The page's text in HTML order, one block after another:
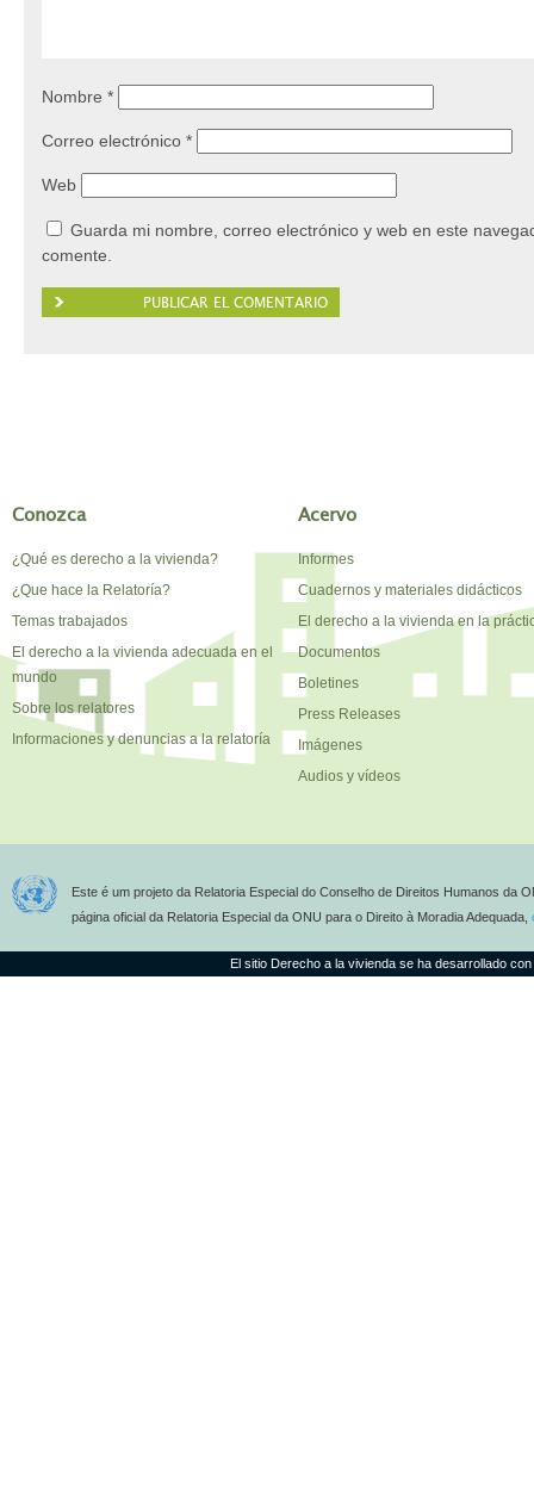
Nombre *
Correo electrónico *
Web
Guarda mi nombre, correo electrónico y web en este
comente.
Conozca
¿Qué es derecho a la vivienda?
¿Que hace la Relatoría?
Temas trabajados
El derecho a la vivienda adecuada en el
mundo
Sobre los relatores
Informaciones y denuncias a la relatoría
Acervo
Informes
Cuadernos y materiales didácticos
El derecho a la vivienda en la
Documentos
Boletines
Press Releases
Imágenes
Audios y vídeos
Este é um projeto da Relatoria Especial do Conselho de Direitos Humanos da
página oficial da Relatoria Especial da ONU para o Direito à Moradia Adequada,
El sitio Derecho a la vivienda se ha desarrollado